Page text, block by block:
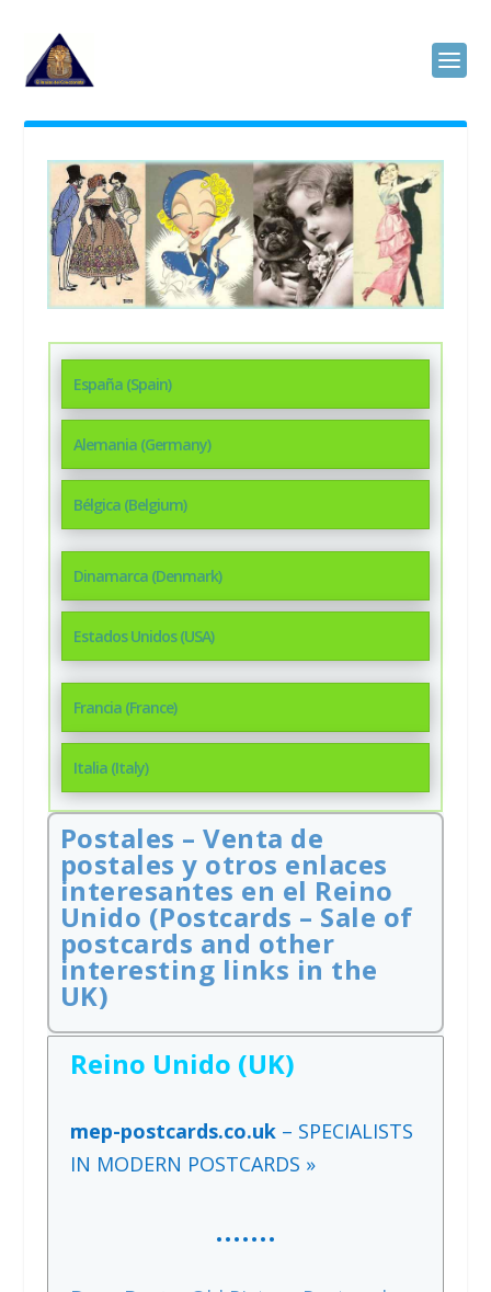
España (Spain)
Alemania (Germany)
Bélgica (Belgium)
Dinamarca (Denmark)
Estados Unidos (USA)
Francia (France)
Italia (Italy)
Postales – Venta de
postales y otros enlaces
interesantes en el Reino
Unido (Postcards – Sale of
postcards and other
interesting links in the
UK)
Reino Unido (UK)
mep-postcards.co.uk– SPECIALISTS
IN MODERN POSTCARDS »
…….